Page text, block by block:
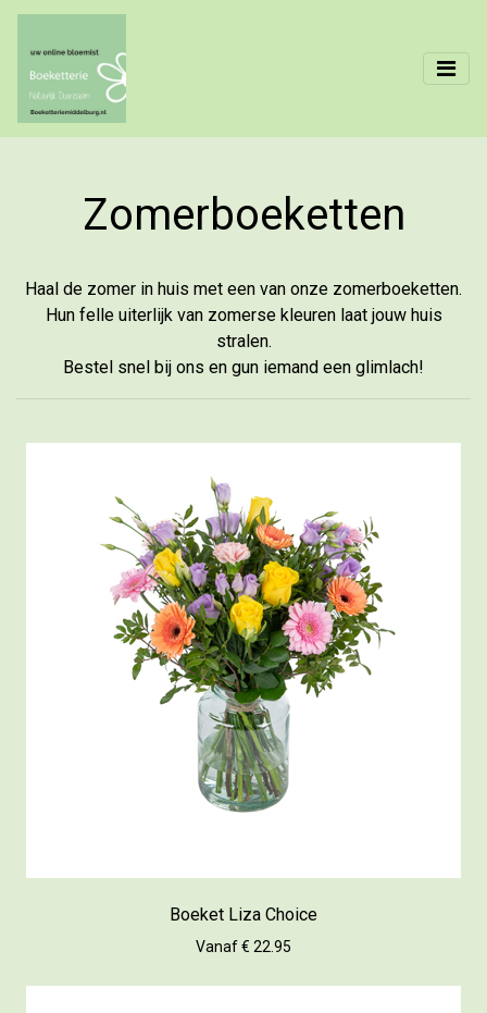
Zomerboeketten
Haal de zomer in huis met een van onze zomerboeketten.
Hun felle uiterlijk van zomerse kleuren laat jouw huis
stralen.
Bestel snel bij ons en gun iemand een glimlach!
Boeket Liza Choice
Vanaf € 22.95